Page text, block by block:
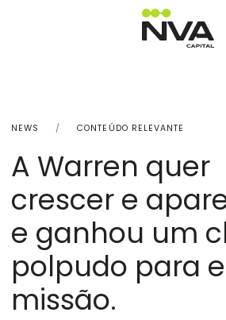
NEWS CONTEÚDO RELEVANTE
A Warren quer
crescer e
e ganhou um
polpudo para
missão.